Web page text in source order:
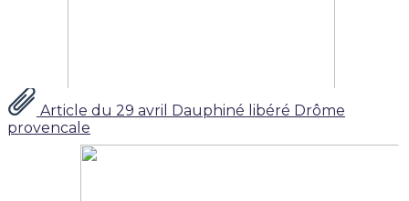
Article du 29 avril Dauphiné libéré Drôme
provencale